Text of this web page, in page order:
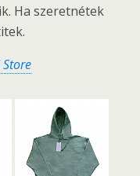
Ha szeretnétek